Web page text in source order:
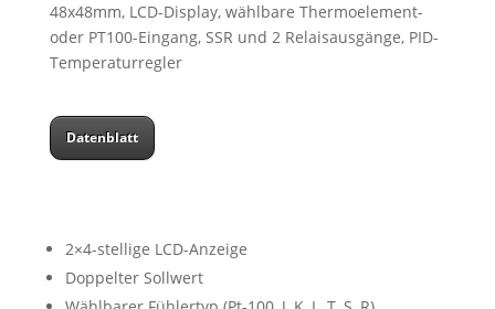
48x48mm, LCD-Display, wählbare Thermoelement-
oder PT100-Eingang, SSR und 2 Relaisausgänge, PID-
Temperaturregler
Datenblatt
2×4-stellige LCD-Anzeige
Doppelter Sollwert